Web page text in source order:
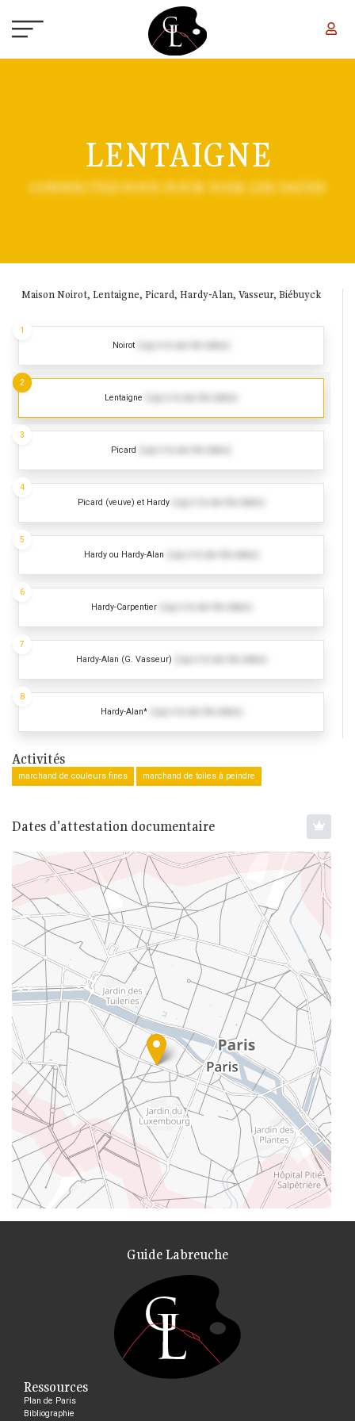
LENTAIGNE
CONNECTEZ-VOUS POUR VOIR LES DATES
Maison Noirot, Lentaigne, Picard, Hardy-Alan, Vasseur, Biébuyck
Noirot
1
Lentaigne
2
Picard
3
Picard (veuve) et Hardy
4
Hardy ou Hardy-Alan
5
Hardy-Carpentier
6
Hardy-Alan (G. Vasseur)
7
Hardy-Alan*
8
Activités
marchand de couleurs fines marchand de toiles à peindre
Dates d'attestation documentaire
Guide Labreuche
Ressources
Plan de Paris
Bibliographie